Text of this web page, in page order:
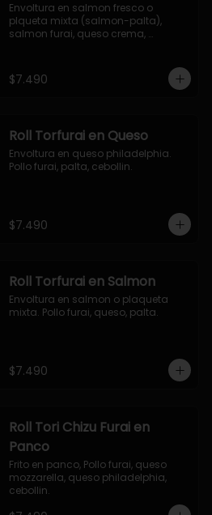
Envoltura en salmon fresco o
plqueta mixta (salmon-palta),
salmon furai, queso crema,
$7.490
Roll Torfurai en Queso
Envoltura en queso philadelphia.
Pollo furai, palta, cebollin.
$7.490
Roll Torfurai en Salmon
Envoltura en salmon o plaqueta
mixta. Pollo furai, queso, palta.
$7.490
Roll Tori Chizu Furai en
Panco
Frito en panco, Pollo furai, queso
mozzarella, queso philadelphia,
cebollin.